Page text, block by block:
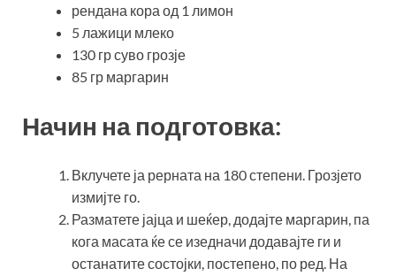
рендана кора од 1 лимон
5 лажици млеко
130 гр суво грозје
85 гр маргарин
Начин на подготовка:
Вклучете ја рерната на 180 степени. Грозјето
измијте го.
Разматете јајца и шеќер, додајте маргарин, па
кога масата ќе се изедначи додавајте ги и
останатите состојки, постепено, по ред. На